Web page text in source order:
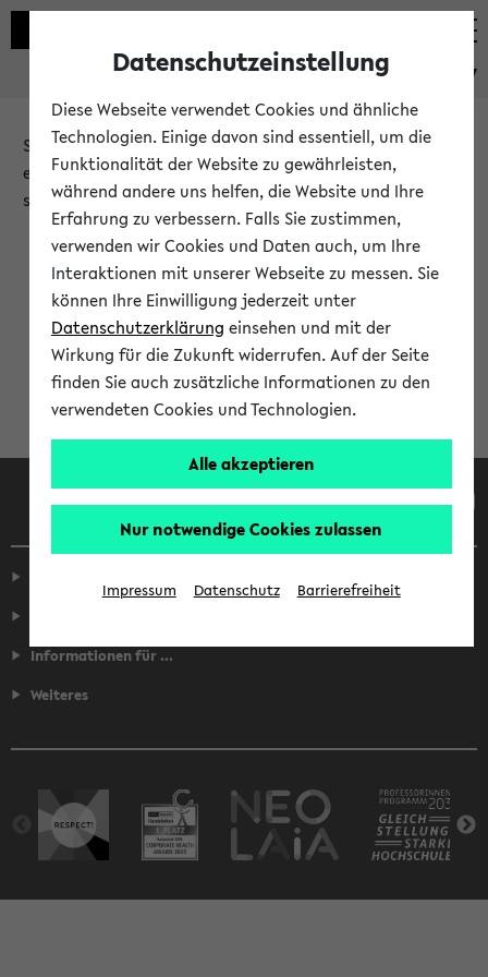
eKVV
Sie möchten auf eine eKVV Funktion zugreifen, die Ihnen
erst nach einer Anmeldung am System zur Verfügung
steht.
Bitte melden Sie sich an:
Anmeldung am eKVV
Informationen für ...
Weiteres
Datenschutzeinstellung
Diese Webseite verwendet Cookies und ähnliche
Technologien. Einige davon sind essentiell, um die
Funktionalität der Website zu gewährleisten,
während andere uns helfen, die Website und Ihre
Erfahrung zu verbessern. Falls Sie zustimmen,
verwenden wir Cookies und Daten auch, um Ihre
Interaktionen mit unserer Webseite zu messen. Sie
können Ihre Einwilligung jederzeit unter
Datenschutzerklärung einsehen und mit der
Wirkung für die Zukunft widerrufen. Auf der Seite
finden Sie auch zusätzliche Informationen zu den
verwendeten Cookies und Technologien.
Alle akzeptieren
Nur notwendige Cookies zulassen
Impressum Datenschutz Barrierefreiheit